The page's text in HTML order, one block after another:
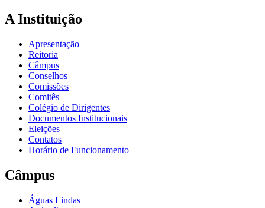
A Instituição
Apresentação
Reitoria
Câmpus
Conselhos
Comissões
Comitês
Colégio de Dirigentes
Documentos Institucionais
Eleições
Contatos
Horário de Funcionamento
Câmpus
Águas Lindas